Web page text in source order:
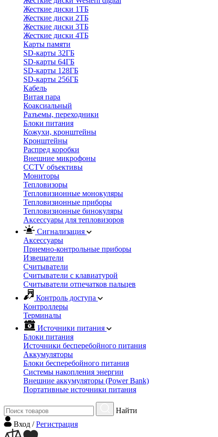
Жесткие диски 1ТБ
Жесткие диски 2ТБ
Жесткие диски 3ТБ
Жесткие диски 4ТБ
Карты памяти
SD-карты 32ГБ
SD-карты 64ГБ
SD-карты 128ГБ
SD-карты 256ГБ
Кабель
Витая пара
Коаксиальный
Разъемы, переходники
Блоки питания
Кожухи, кронштейны
Кронштейны
Распред коробки
Внешние микрофоны
CCTV объективы
Мониторы
Тепловизоры
Тепловизионные монокуляры
Тепловизионные приборы
Тепловизионные бинокуляры
Аксессуары для тепловизоров
Сигнализация
Аксессуары
Приемно-контрольные приборы
Извещатели
Считыватели
Cчитыватели с клавиатурой
Cчитыватели отпечатков пальцев
Контроль доступа
Контроллеры
Терминалы
Источники питания
Блоки питания
Источники бесперебойного питания
Аккумуляторы
Блоки бесперебойного питания
Системы накопления энергии
Внешние аккумуляторы (Power Bank)
Портативные источники питания
Найти
Вход /Регистрация